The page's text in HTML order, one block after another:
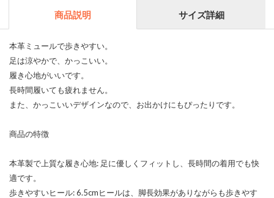
商品説明 サイズ詳細
本革ミュールで歩きやすい。
足は涼やかで、かっこいい。
履き心地がいいです。
長時間履いても疲れません。
また、かっこいいデザインなので、お出かけにもぴったりです。
商品の特徴
本革製で上質な履き心地: 足に優しくフィットし、長時間の着用でも快
適です。
歩きやすいヒール: 6.5cmヒールは、脚長効果がありながらも歩きやす